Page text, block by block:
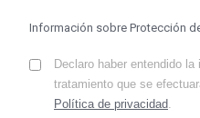
Información sobre Protección
Declaro haber entendido
tratamiento que se
Política de privacidad.